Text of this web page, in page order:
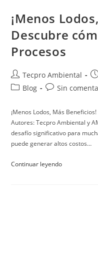
¡Menos
Descubre
Procesos
Tecpro Ambiental
Blog
Sin
¡Menos Lodos, Más
Autores: Tecpro Ambiental y
desafío significativo para
puede generar altos costos…
Continuar leyendo